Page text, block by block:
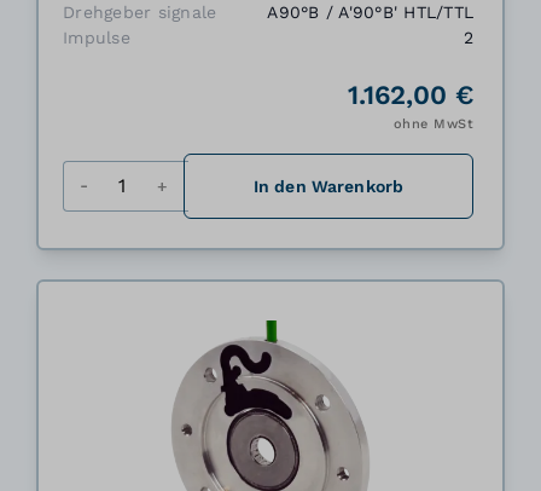
Drehgeber signale
A90°B / A'90°B' HTL/TTL
Impulse
2
1.162,00 €
ohne MwSt
In den Warenkorb